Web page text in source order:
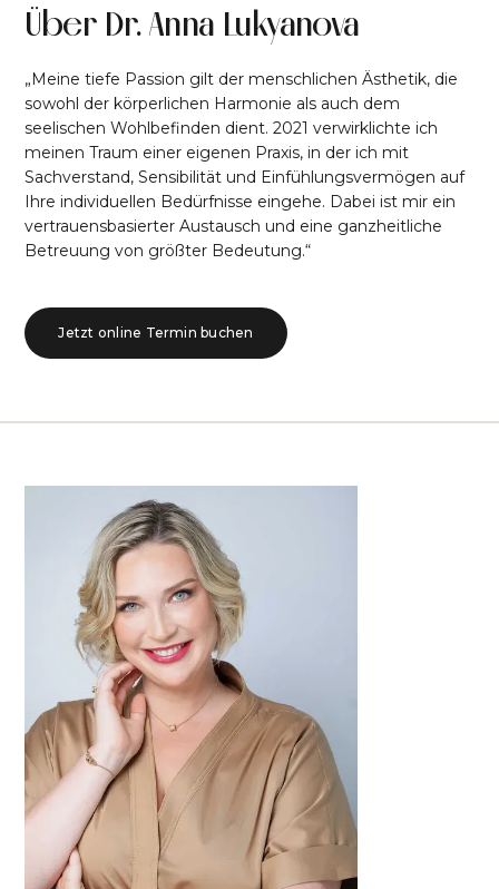
Über Dr. Anna Lukyanova
„Meine tiefe Passion gilt der menschlichen Ästhetik, die
sowohl der körperlichen Harmonie als auch dem
seelischen Wohlbefinden dient. 2021 verwirklichte ich
meinen Traum einer eigenen Praxis, in der ich mit
Sachverstand, Sensibilität und Einfühlungsvermögen auf
Ihre individuellen Bedürfnisse eingehe. Dabei ist mir ein
vertrauensbasierter Austausch und eine ganzheitliche
Betreuung von größter Bedeutung.“
Jetzt online Termin buchen